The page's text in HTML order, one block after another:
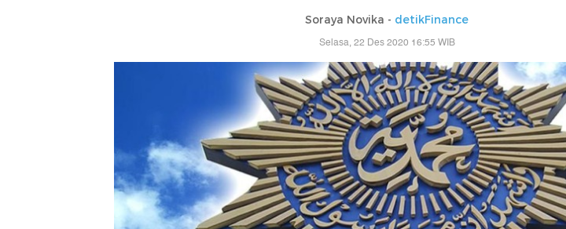
Soraya Novika - detikFinance
Selasa, 22 Des 2020 16:55 WIB